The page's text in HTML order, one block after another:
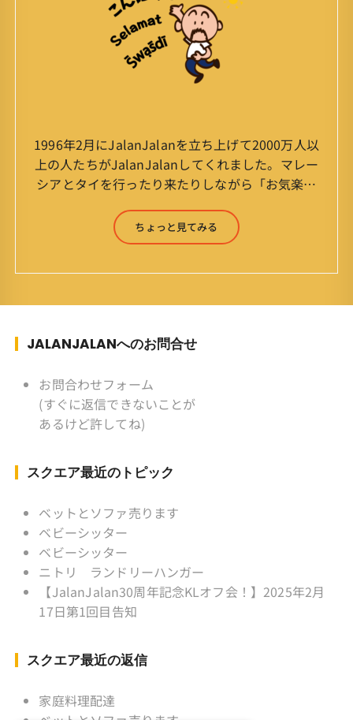
1996年2月にJalanJalanを立ち上げて2000万人以
上の人たちがJalanJalanしてくれました。マレー
シアとタイを行ったり来たりしながら「お気楽」
森 淳（Jun Yamamori） 生年月日 ：1959年
7月4日(61才) 生まれ ：香港(3才まで)
スポーツ ：水泳(浜名湾流古式泳法、競泳平泳
ク ソフトボール
監督 BKKソフトボール「おぼん
こぼん 」監督 マレーシア歴：1991年から31年
目 タイ歴 ：2001年から21年目
ちょっと見てみる
JALANJALANへのお問合せ
お問合わせフォーム
(すぐに返信できないことが
あるけど許してね)
スクエア最近のトピック
ベットとソファ売ります
ベビーシッター
ベビーシッター
ニトリ ランドリーハンガー
【JalanJalan30周年記念KLオフ会！】2025年2月
17日第1回目告知
スクエア最近の返信
家庭料理配達